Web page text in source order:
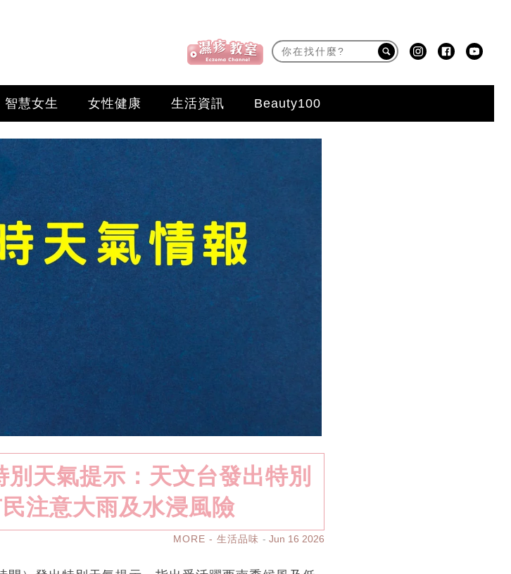
智慧女生 女性健康 生活資訊 Beauty100
天氣提示：天文台發出特別
注意大雨及水浸風險
MORE - 生活品味 Jun 16 2026